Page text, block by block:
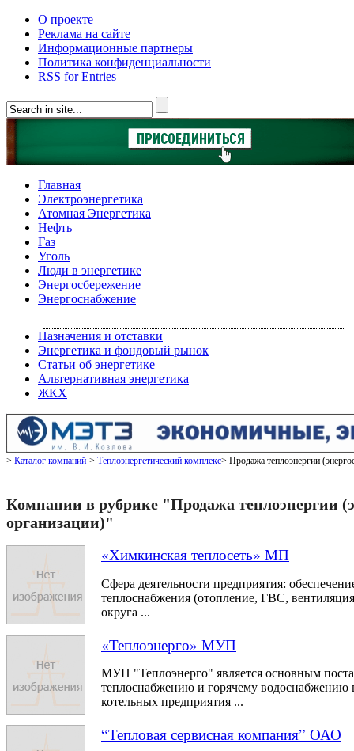
О проекте
Реклама на сайте
Информационные партнеры
Политика конфиденциальности
RSS for Entries
Главная
Электроэнергетика
Атомная Энергетика
Нефть
Газ
Уголь
Люди в энергетике
Энергосбережение
Энергоснабжение
Назначения и отставки
Энергетика и фондовый рынок
Статьи об энергетике
Альтернативная энергетика
ЖКХ
Каталог компаний Теплоэнергетический комплекс Продажа теплоэнергии
Компании в рубрике "Продажа теплоэнергии
организации)"
«Химкинская теплосеть» МП
Сфера деятельности предприятия:
теплоснабжения (отопление, ГВС,
округа ...
«Теплоэнерго» МУП
МУП "Теплоэнерго" является основным
теплоснабжению и горячему водоснабжению
котельных предприятия ...
“Тепловая сервисная компания” ОАО